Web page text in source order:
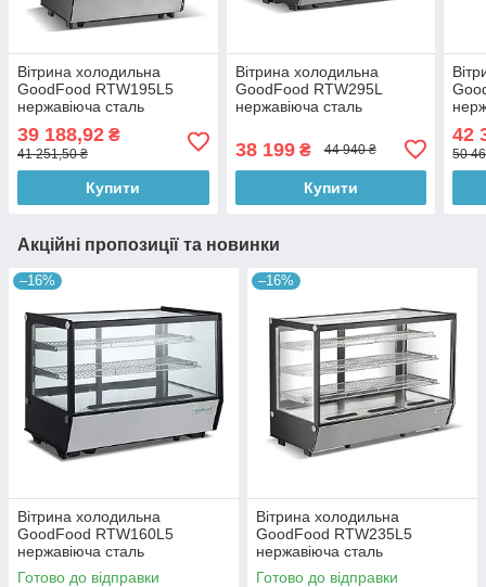
Вітрина холодильна
GoodFood RTW195L5
нержавіюча сталь
39 188,92 ₴
41 251,50 ₴
Купити
Вітрина холодильна
GoodFood RTW295L
нержавіюча сталь
38 199₴ 44 940 ₴
Купити
42
50
Акційні пропозиції та новинки
–16%
Вітрина холодильна
GoodFood RTW160L5
нержавіюча сталь
Готово до відправки
–16%
Вітрина холодильна
GoodFood RTW235L5
нержавіюча сталь
Готово до відправки